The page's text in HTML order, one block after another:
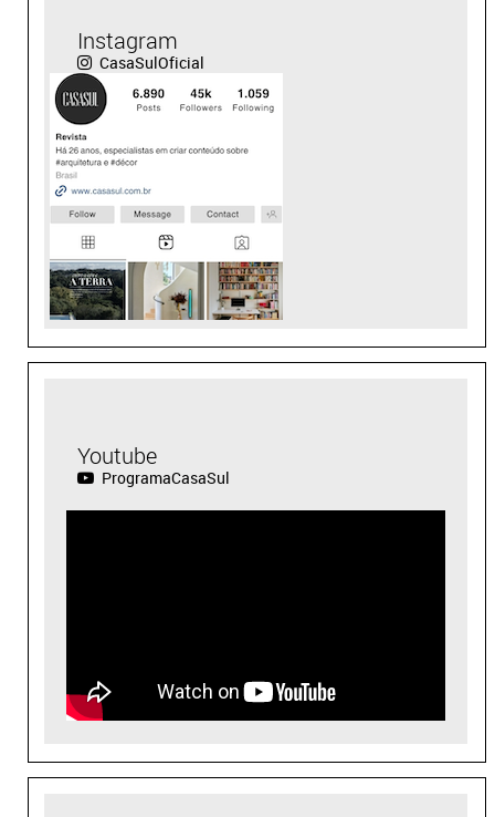
Instagram
CasaSulOficial
Youtube
ProgramaCasaSul